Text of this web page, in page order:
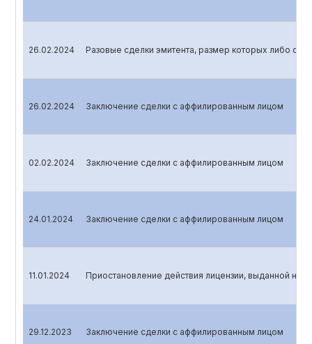
26.02.2024 Разовые сделки эмитента, размер которых либо
26.02.2024 Заключение сделки с аффилированным лицом
02.02.2024 Заключение сделки с аффилированным лицом
24.01.2024 Заключение сделки с аффилированным лицом
11.01.2024 Приостановление действия лицензии, выданной на
29.12.2023 Заключение сделки с аффилированным лицом